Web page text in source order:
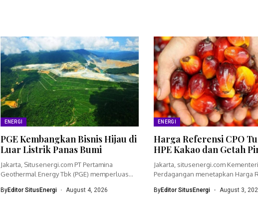
ENERGI
PGE Kembangkan Bisnis Hijau di
Luar Listrik Panas Bumi
Jakarta, Situsenergi.com PT Pertamina
Geothermal Energy Tbk (PGE) memperluas
ByEditor SitusEnergi August 4, 2026
ENERGI
Harga Referensi CPO
HPE Kakao dan Getah
Jakarta, situsenergi.com
Perdagangan menetapkan Harga
ByEditor SitusEnergi August 3,